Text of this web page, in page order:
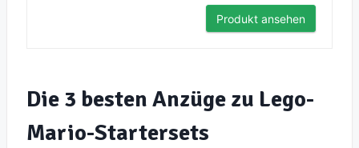
Produkt ansehen
Die 3 besten Anzüge zu Lego-
Mario-Startersets